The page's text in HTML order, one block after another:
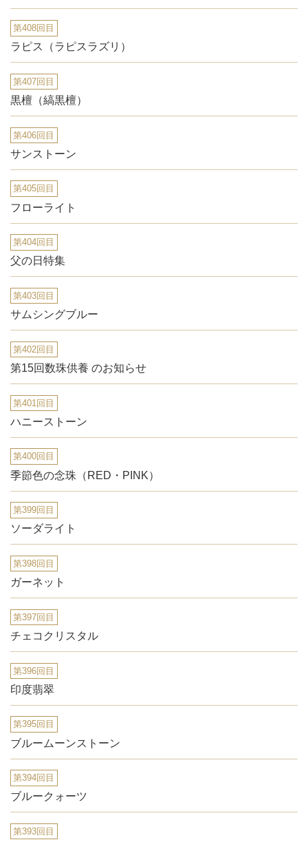
第408回目
ラピス（ラピスラズリ）
第407回目
黒檀（縞黒檀）
第406回目
サンストーン
第405回目
フローライト
第404回目
父の日特集
第403回目
サムシングブルー
第402回目
第15回数珠供養 のお知らせ
第401回目
ハニーストーン
第400回目
季節色の念珠（RED・PINK）
第399回目
ソーダライト
第398回目
ガーネット
第397回目
チェコクリスタル
第396回目
印度翡翠
第395回目
ブルームーンストーン
第394回目
ブルークォーツ
第393回目